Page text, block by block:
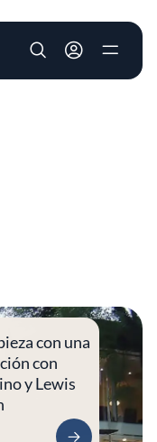
User account
con una
con
y Lewis